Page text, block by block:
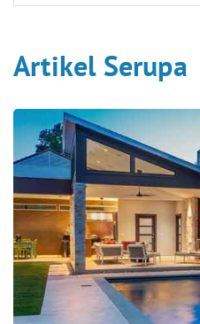
Artikel Serupa